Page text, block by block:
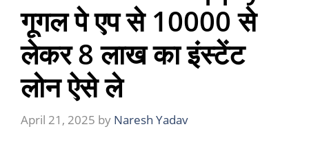
गूगल पे एप से 10000 से
लेकर 8 लाख का इंस्टेंट
लोन ऐसे ले
April 21, 2025 by Naresh Yadav